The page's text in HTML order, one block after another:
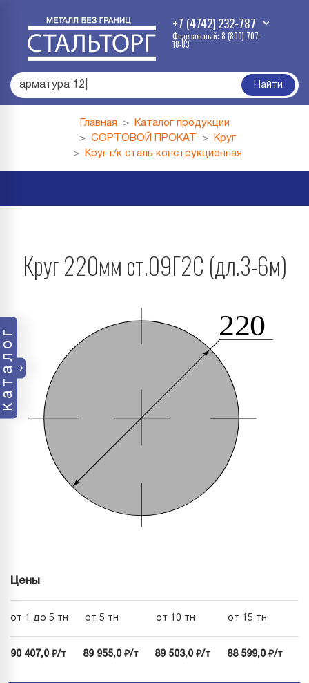
+7 (4742) 232-787
Федеральный: 8 (800) 707-
18-83
армату| Найти
каталог
Главная
Каталог продукции
СОРТОВОЙ ПРОКАТ
Круг
Круг г/к сталь конструкционная
Круг 220мм ст.09Г2С (дл.3-6м)
Цены
от 1 до 5 тн от 5 тн от 10 тн от 15 тн
90 407,0 ₽/т 89 955,0 ₽/т 89 503,0 ₽/т 88 599,0 ₽/т